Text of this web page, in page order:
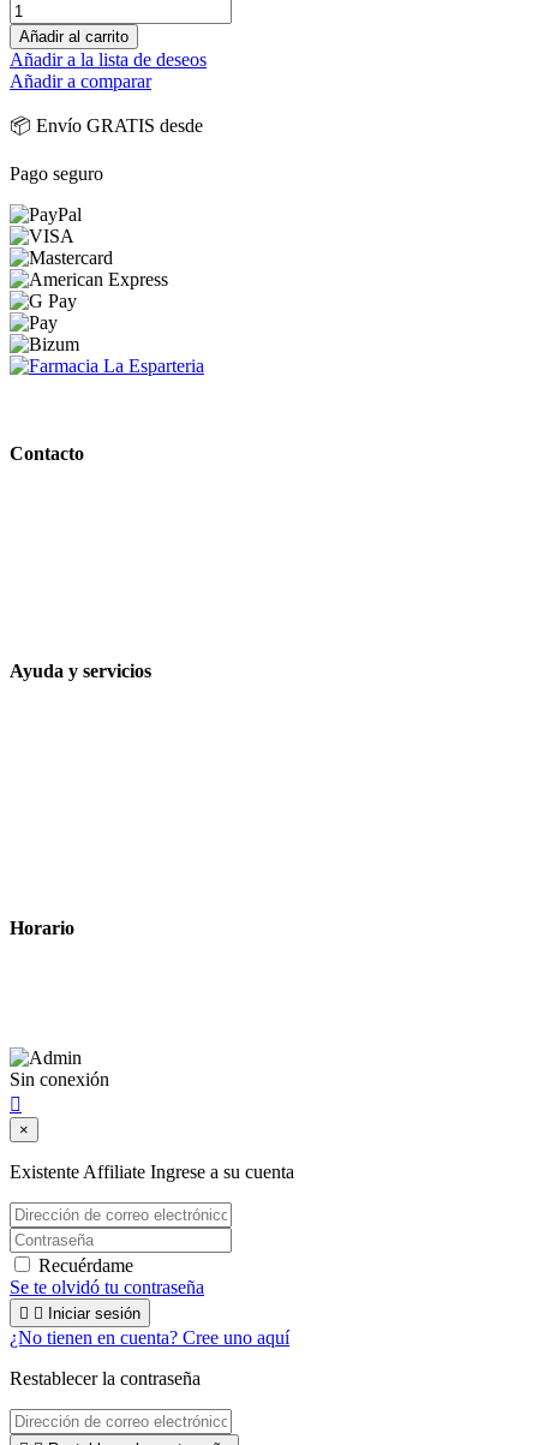
Añadir al carrito
Añadir a la lista de deseos
Añadir a comparar
📦 Envío GRATIS desde
Pago seguro
Contacto
Ayuda y servicios
Horario
Sin conexión

×
Existente Affiliate Ingrese a su cuenta
Recuérdame
Se te olvidó tu contraseña
  Iniciar sesión
¿No tienen en cuenta? Cree uno aquí
Restablecer la contraseña